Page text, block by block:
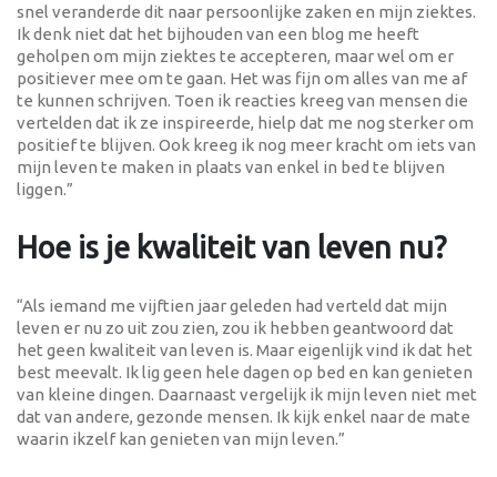
snel veranderde dit naar persoonlijke zaken en mijn ziektes.
Ik denk niet dat het bijhouden van een blog me heeft
geholpen om mijn ziektes te accepteren, maar wel om er
positiever mee om te gaan. Het was fijn om alles van me af
te kunnen schrijven. Toen ik reacties kreeg van mensen die
vertelden dat ik ze inspireerde, hielp dat me nog sterker om
positief te blijven. Ook kreeg ik nog meer kracht om iets van
mijn leven te maken in plaats van enkel in bed te blijven
liggen.”
Hoe is je kwaliteit van leven nu?
“Als iemand me vijftien jaar geleden had verteld dat mijn
leven er nu zo uit zou zien, zou ik hebben geantwoord dat
het geen kwaliteit van leven is. Maar eigenlijk vind ik dat het
best meevalt. Ik lig geen hele dagen op bed en kan genieten
van kleine dingen. Daarnaast vergelijk ik mijn leven niet met
dat van andere, gezonde mensen. Ik kijk enkel naar de mate
waarin ikzelf kan genieten van mijn leven.”